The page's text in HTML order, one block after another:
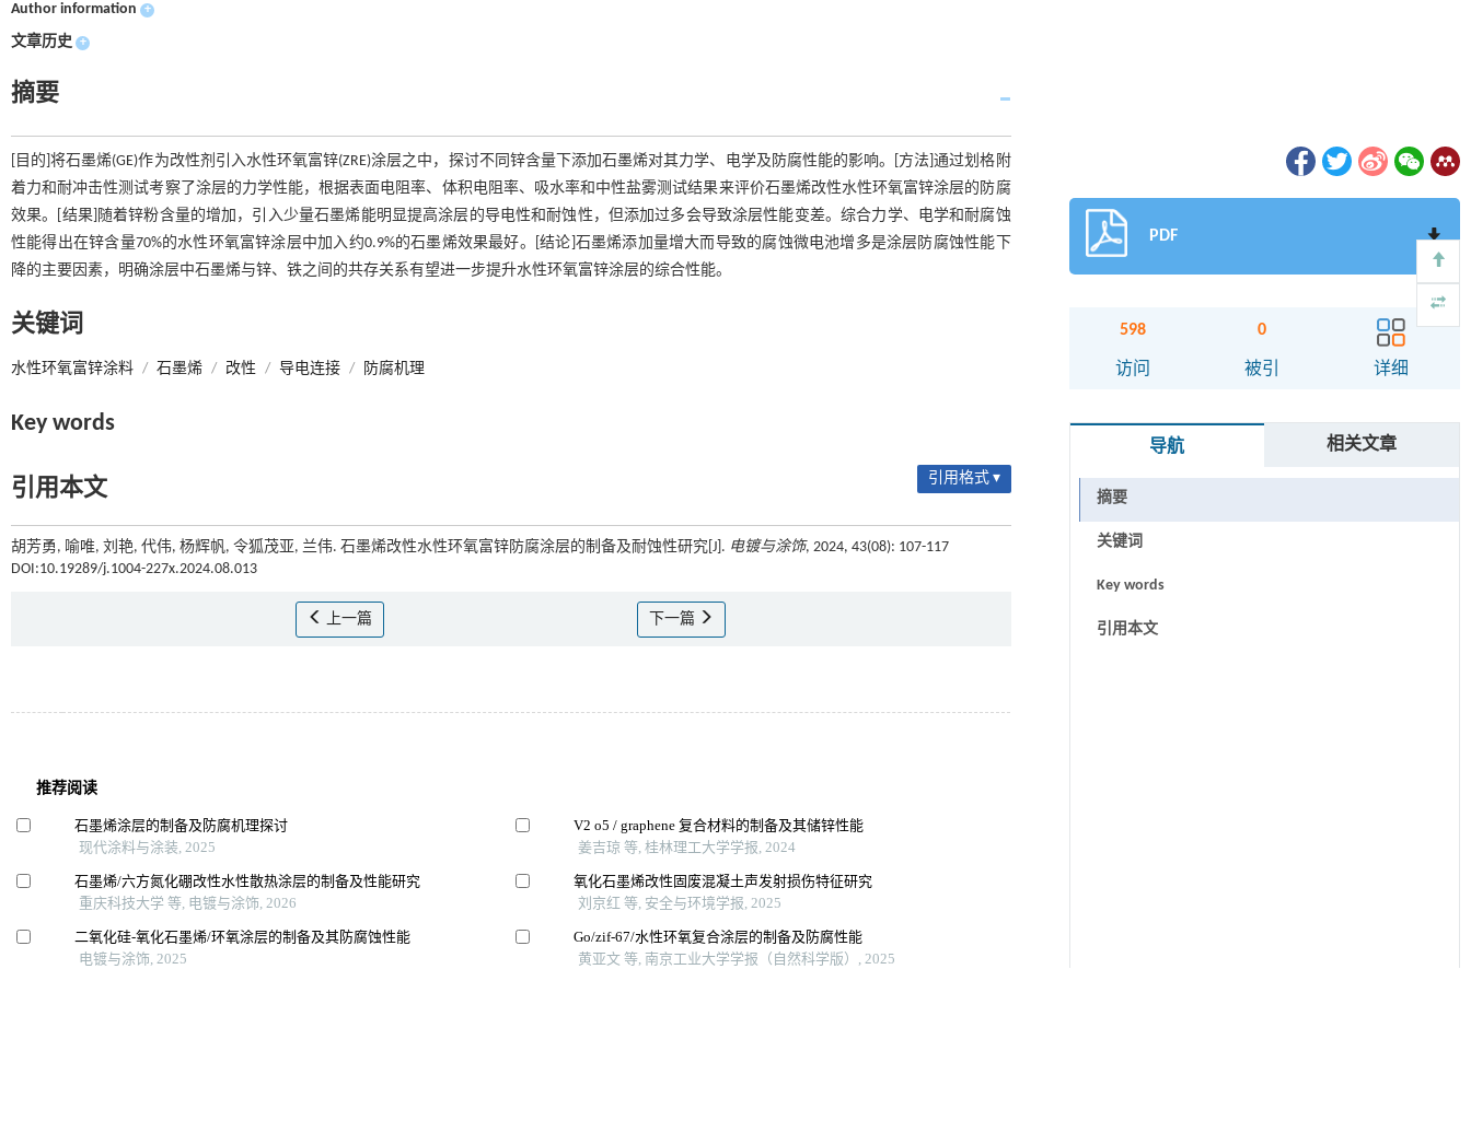
Author information +
文章历史 +
摘要
[目的]将石墨烯(GE)作为改性剂引入水性环氧富锌(ZRE)涂层之中，探讨不同锌含量下添加石墨烯对其力学、电学及防腐性能的影响。[方法]通过划格附
着力和耐冲击性测试考察了涂层的力学性能，根据表面电阻率、体积电阻率、吸水率和中性盐雾测试结果来评价石墨烯改性水性环氧富锌涂层的防腐
效果。[结果]随着锌粉含量的增加，引入少量石墨烯能明显提高涂层的导电性和耐蚀性，但添加过多会导致涂层性能变差。综合力学、电学和耐腐蚀
性能得出在锌含量70%的水性环氧富锌涂层中加入约0.9%的石墨烯效果最好。[结论]石墨烯添加量增大而导致的腐蚀微电池增多是涂层防腐蚀性能下
降的主要因素，明确涂层中石墨烯与锌、铁之间的共存关系有望进一步提升水性环氧富锌涂层的综合性能。
关键词
水性环氧富锌涂料 / 石墨烯 / 改性 / 导电连接 / 防腐机理
Key words
引用本文 引用格式 ▾
胡芳勇, 喻唯, 刘艳, 代伟, 杨辉帆, 令狐茂亚, 兰伟. 石墨烯改性水性环氧富锌防腐涂层的制备及耐蚀性研究[J]. 电镀与涂饰, 2024, 43(08): 107-117
DOI:10.19289/j.1004-227x.2024.08.013
上一篇 下一篇
PDF
598
访问
0
被引 详细
导航 相关文章
摘要
关键词
Key words
引用本文